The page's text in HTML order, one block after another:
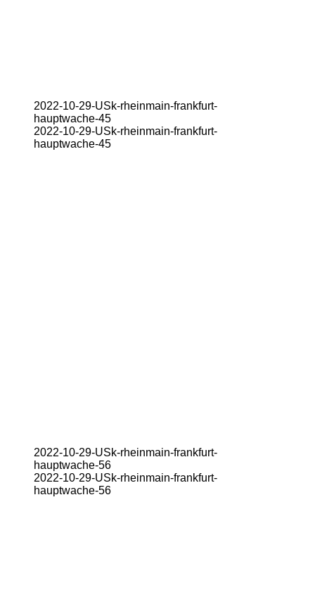
2022-10-29-USk-rheinmain-frankfurt-
hauptwache-45
2022-10-29-USk-rheinmain-frankfurt-
hauptwache-45
2022-10-29-USk-rheinmain-frankfurt-
hauptwache-56
2022-10-29-USk-rheinmain-frankfurt-
hauptwache-56